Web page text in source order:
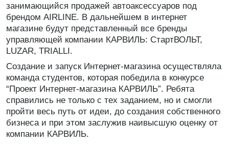
занимающийся продажей автоаксессуаров под
брендом AIRLINE. В дальнейшем в интернет
магазине будут представленный все бренды
управляющей компании КАРВИЛЬ: СтартВОЛЬТ,
LUZAR, TRIALLI.
Создание и запуск Интернет-магазина осуществляла
команда студентов, которая победила в конкурсе
“Проект Интернет-магазина КАРВИЛЬ”. Ребята
справились не только с тех заданием, но и смогли
пройти весь путь от идеи, до создания собственного
бизнеса и при этом заслужив наивысшую оценку от
компании КАРВИЛЬ.